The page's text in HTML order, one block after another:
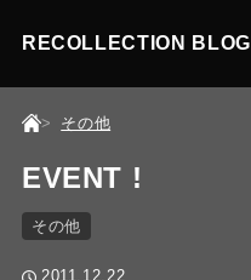
RECOLLECTION BLOG
その他
EVENT !
その他
2011.12.22